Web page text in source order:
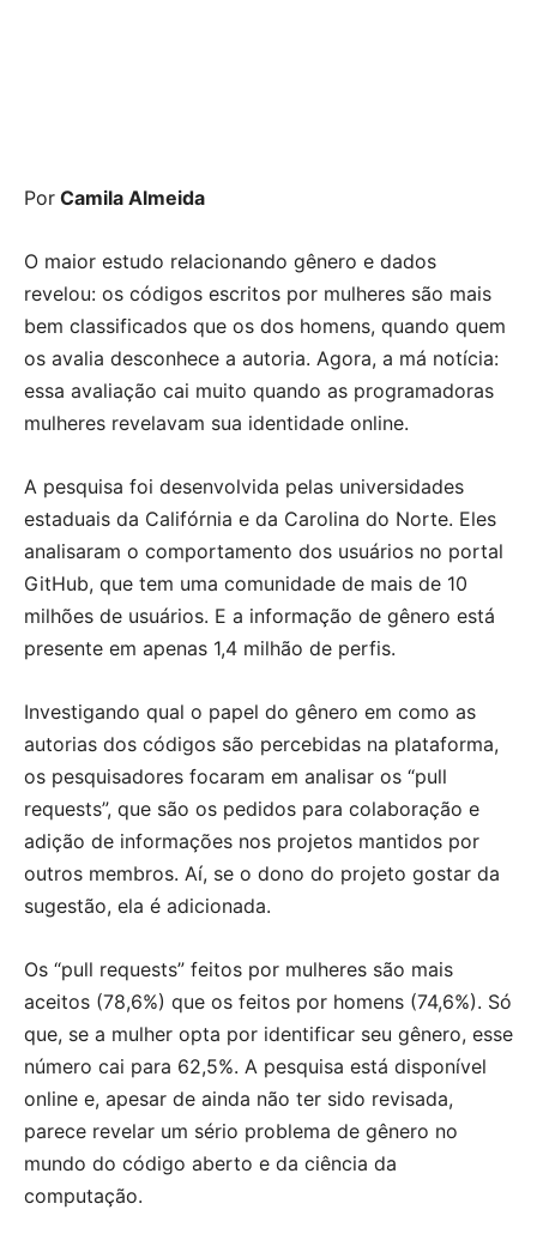
Por Camila Almeida
O maior estudo relacionando gênero e dados
revelou: os códigos escritos por mulheres são mais
bem classificados que os dos homens, quando quem
os avalia desconhece a autoria. Agora, a má notícia:
essa avaliação cai muito quando as programadoras
mulheres revelavam sua identidade online.
A pesquisa foi desenvolvida pelas universidades
estaduais da Califórnia e da Carolina do Norte. Eles
analisaram o comportamento dos usuários no portal
GitHub, que tem uma comunidade de mais de 10
milhões de usuários. E a informação de gênero está
presente em apenas 1,4 milhão de perfis.
Investigando qual o papel do gênero em como as
autorias dos códigos são percebidas na plataforma,
os pesquisadores focaram em analisar os “pull
requests”, que são os pedidos para colaboração e
adição de informações nos projetos mantidos por
outros membros. Aí, se o dono do projeto gostar da
sugestão, ela é adicionada.
Os “pull requests” feitos por mulheres são mais
aceitos (78,6%) que os feitos por homens (74,6%). Só
que, se a mulher opta por identificar seu gênero, esse
número cai para 62,5%. A pesquisa está disponível
online e, apesar de ainda não ter sido revisada,
parece revelar um sério problema de gênero no
mundo do código aberto e da ciência da
computação.